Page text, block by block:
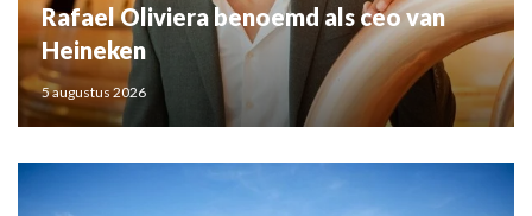
Rafael Oliviera benoemd als ceo van
Heineken
5 augustus 2026